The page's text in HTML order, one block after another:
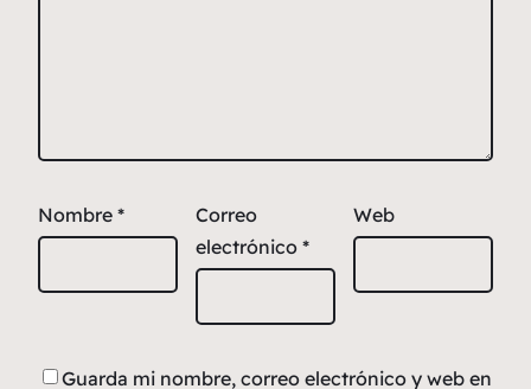
Nombre *
Correo
electrónico *
Web
Guarda mi nombre, correo electrónico y web en